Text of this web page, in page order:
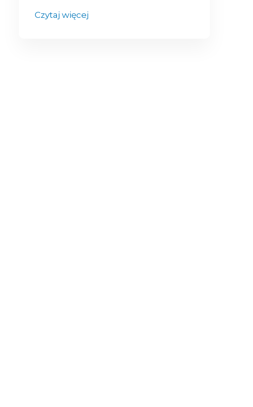
Czytaj więcej